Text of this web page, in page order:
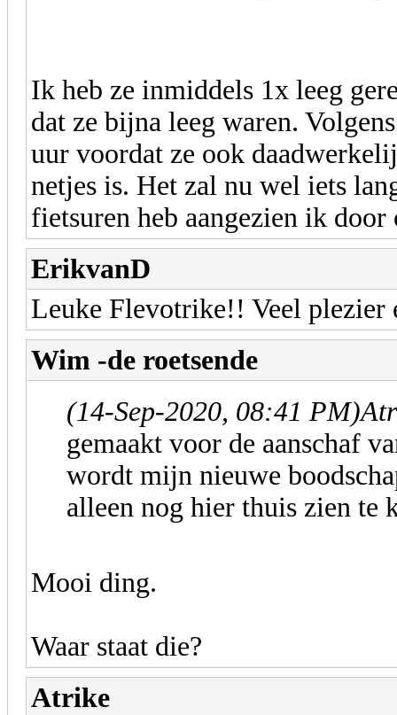
Ik heb ze inmiddels 1x leeg
dat ze bijna leeg waren.
uur voordat ze ook
netjes is. Het zal nu wel iets
fietsuren heb aangezien ik
ErikvanD
Leuke Flevotrike!! Veel plezier
Wim -de roetsende
(14-Sep-2020, 08:41 PM)
gemaakt voor de aanschaf
wordt mijn nieuwe
alleen nog hier thuis zien te
Mooi ding.
Waar staat die?
Atrike